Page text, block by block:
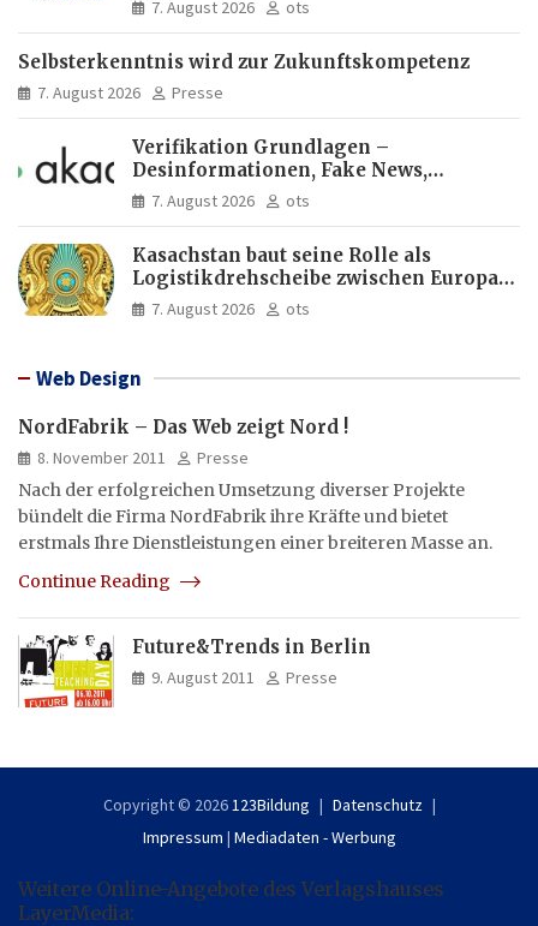
7. August 2026 ots
Selbsterkenntnis wird zur Zukunftskompetenz
7. August 2026 Presse
Verifikation Grundlagen –
Desinformationen, Fake News,
manipulierte Inhalte | dpa-Akademie
7. August 2026 ots
Kasachstan baut seine Rolle als
Logistikdrehscheibe zwischen Europa
und Asien aus
7. August 2026 ots
Web Design
NordFabrik – Das Web zeigt Nord !
8. November 2011
Presse
Nach der erfolgreichen Umsetzung diverser Projekte
bündelt die Firma NordFabrik ihre Kräfte und bietet
erstmals Ihre Dienstleistungen einer breiteren Masse an.
Continue Reading
Future&Trends in Berlin
9. August 2011 Presse
Copyright © 2026 123Bildung
Datenschutz
Impressum | Mediadaten - Werbung
Weitere Online-Angebote des Verlagshauses
LayerMedia: